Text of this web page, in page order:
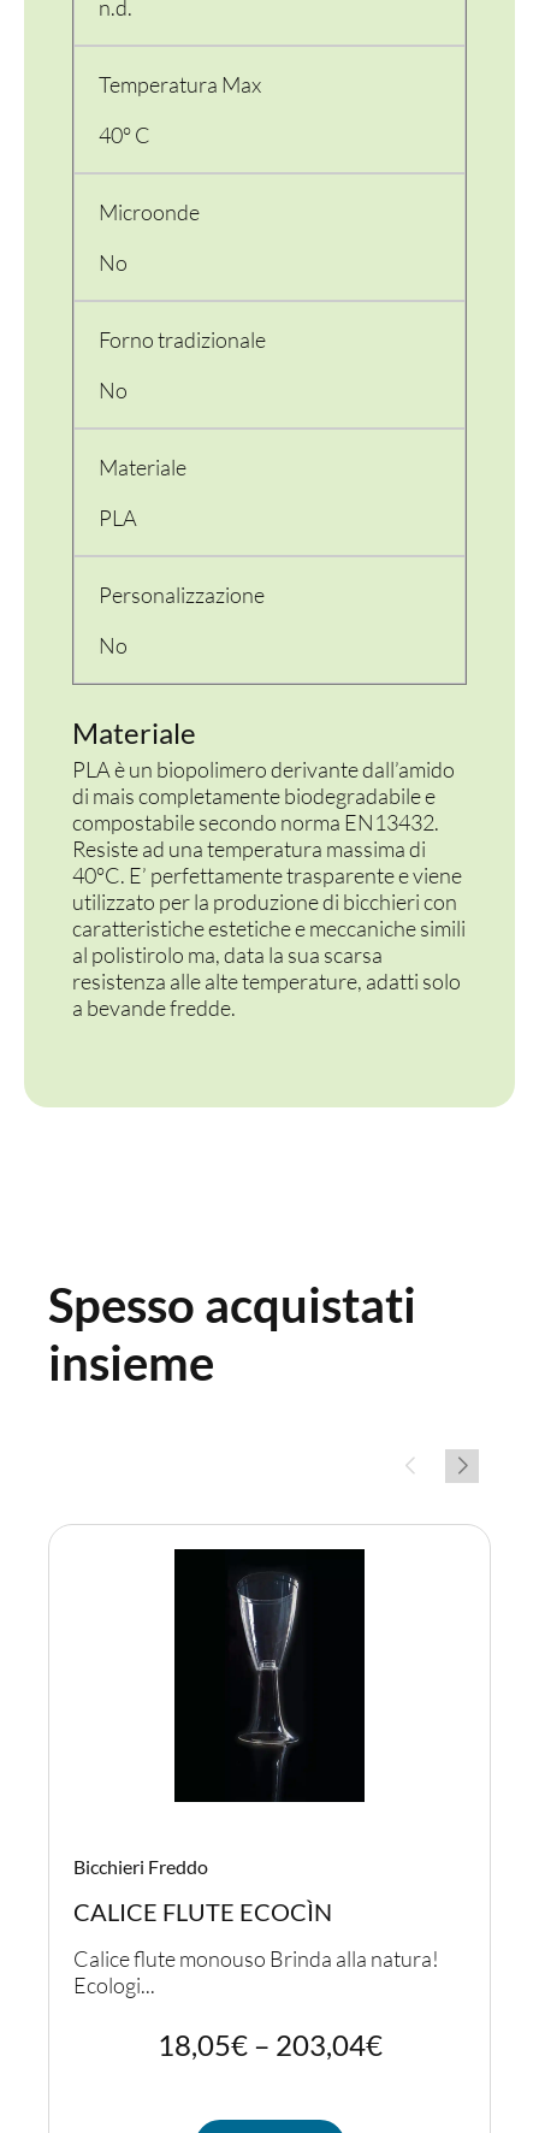
CONTENITORI E ASPORTO
FINGER E GELATO
TERMOSALDABILI
PERSONALIZZATI
n.d.
Temperatura Max
40° C
Microonde
No
Forno tradizionale
No
Materiale
PLA
Personalizzazione
No
Materiale
PLA è un biopolimero derivante dall’amido
di mais completamente biodegradabile e
compostabile secondo norma EN13432.
Resiste ad una temperatura massima di
40°C. E’ perfettamente trasparente e viene
utilizzato per la produzione di bicchieri con
caratteristiche estetiche e meccaniche simili
al polistirolo ma, data la sua scarsa
resistenza alle alte temperature, adatti solo
a bevande fredde.
Spesso acquistati
insieme
Bicchieri Freddo
CALICE FLUTE ECOCÌN
Calice flute monouso Brinda alla natura!
Ecologi...
18,05€– 203,04€